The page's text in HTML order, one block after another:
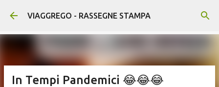
Passa ai contenuti principali
VIAGGREGO - RASSEGNE STAMPA
In Tempi Pandemici 😂😂😂